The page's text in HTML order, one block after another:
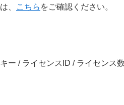
、 こちら をご確認ください。
ー / ライセンスID / ライセンス